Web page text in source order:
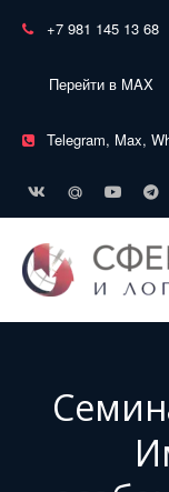
+7 981 145 13 68
Перейти в MAX
Telegram, Max,